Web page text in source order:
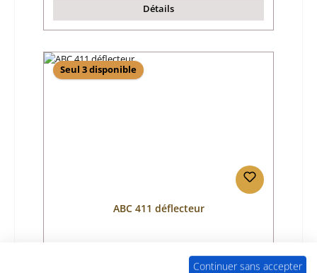
Détails
Seul 3 disponible
ABC 411 déflecteur
Continuer sans accepter